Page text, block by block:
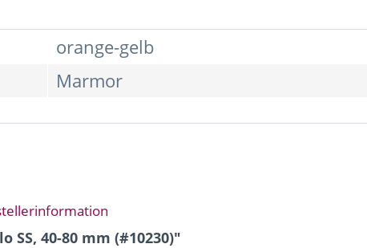
orange-gelb
Marmor
SS, 40-80 mm (#10230)"